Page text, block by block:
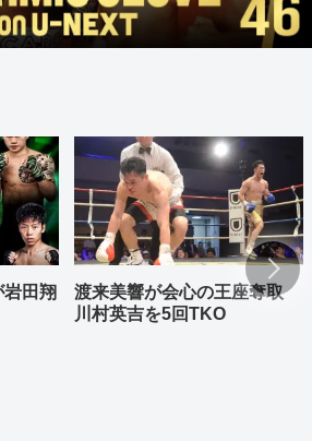
田翔
渡来美響が会心の王座奪取
川村英吉を5回TKO